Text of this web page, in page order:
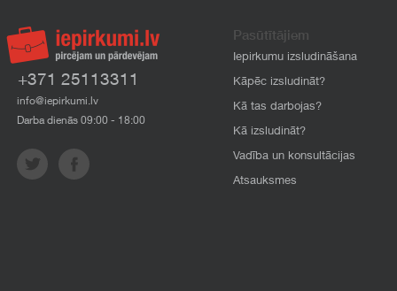
+371 25113311
info@iepirkumi.lv
Darba dienās 09:00 - 18:00
Pasūtītājiem
Iepirkumu izsludināšana
Kāpēc izsludināt?
Kā tas darbojas?
Kā izsludināt?
Vadība un konsultācijas
Atsauksmes